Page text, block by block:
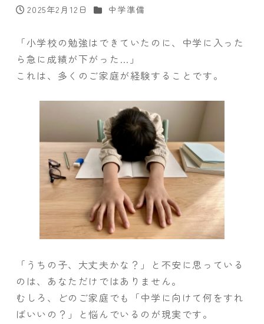
投稿日
2025年2月12日 カテゴリー
中学準備
「小学校の勉強はできていたのに、中学に入った
ら急に成績が下がった…」
これは、多くのご家庭が経験することです。
「うちの子、大丈夫かな？」と不安に思っている
のは、あなただけではありません。
むしろ、どのご家庭でも「中学に向けて何をすれ
ばいいの？」と悩んでいるのが現実です。